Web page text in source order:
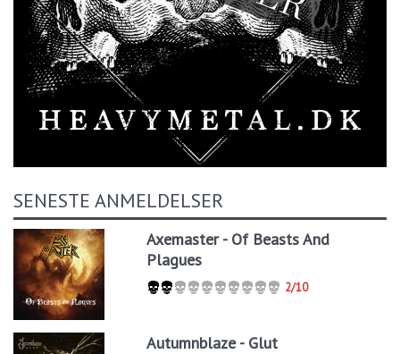
SENESTE ANMELDELSER
Axemaster - Of Beasts And
Plagues
2/10
Autumnblaze - Glut